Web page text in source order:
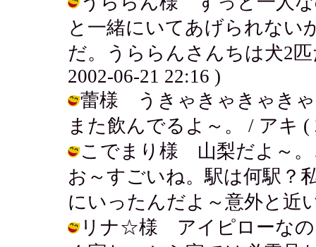
と一緒にいてあげられない
だ。うららんさんちは犬2
2002-06-21 22:16 )
蕾様 うきゃきゃきゃきゃ
また飲んでるよ～。 / アキ (
こでまり様 山梨だよ～。
お～すごいね。駅は何駅？
にいったんだよ～意外と近
リナ☆様 アイピローなの